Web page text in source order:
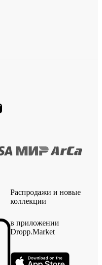
Распродажи и новые
коллекции
в приложении
Dropp.Market